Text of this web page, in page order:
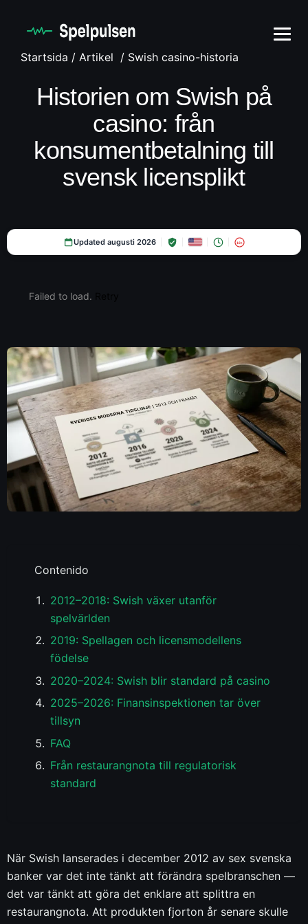
Startsida / Artikel / Swish casino-historia
Historien om Swish på
casino: från
konsumentbetalning till
svensk licensplikt
Updated augusti 2026 18+
Failed to load.
Contenido
2012–2018: Swish växer utanför
spelvärlden
2019: Spellagen och licensmodellens
födelse
2020–2024: Swish blir standard på casino
2025–2026: Finansinspektionen tar över
tillsyn
FAQ
Från restaurangnota till regulatorisk
standard
När Swish lanserades i december 2012 av sex svenska
banker var det inte tänkt att förändra spelbranschen —
det var tänkt att göra det enklare att splittra en
restaurangnota. Att produkten fjorton år senare skulle